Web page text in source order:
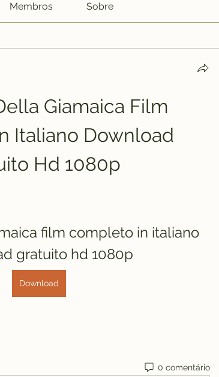
Membros Sobre
Giamaica Film
Italiano Download
Hd 1080p
film completo in italiano
gratuito hd 1080p
Download
0 comentário